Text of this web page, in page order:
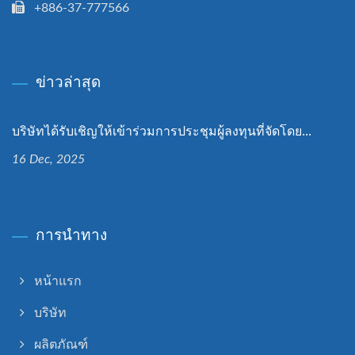
+886-37-777566
ข่าวล่าสุด
บริษัทได้รับเชิญให้เข้าร่วมการประชุมผู้ลงทุนที่จัดโดย...
16 Dec, 2025
การนำทาง
หน้าแรก
บริษัท
ผลิตภัณฑ์